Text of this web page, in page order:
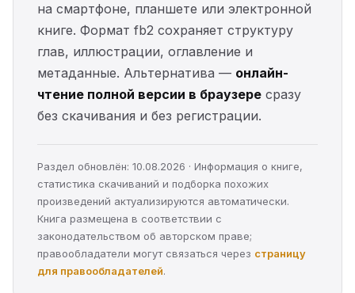
на смартфоне, планшете или электронной
книге. Формат fb2 сохраняет структуру
глав, иллюстрации, оглавление и
метаданные. Альтернатива — онлайн-
чтение полной версии в браузере сразу
без скачивания и без регистрации.
Раздел обновлён: 10.08.2026 · Информация о книге,
статистика скачиваний и подборка похожих
произведений актуализируются автоматически.
Книга размещена в соответствии с
законодательством об авторском праве;
правообладатели могут связаться через страницу
для правообладателей.